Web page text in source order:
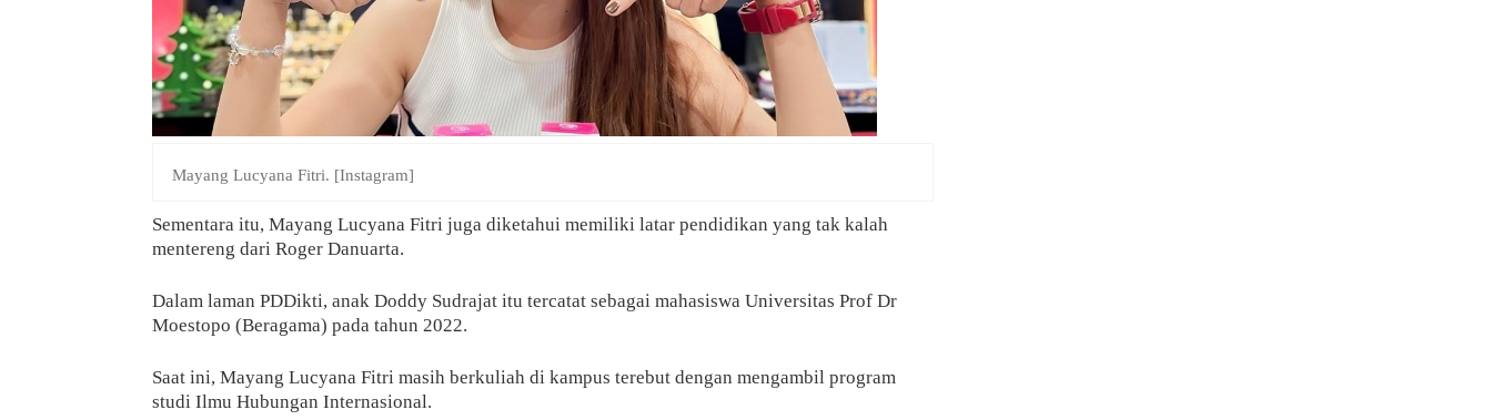
Mayang Lucyana Fitri. [Instagram]
Sementara itu, Mayang Lucyana Fitri juga diketahui memiliki latar pendidikan yang tak kalah
mentereng dari Roger Danuarta.
Dalam laman PDDikti, anak Doddy Sudrajat itu tercatat sebagai mahasiswa Universitas Prof Dr
Moestopo (Beragama) pada tahun 2022.
Saat ini, Mayang Lucyana Fitri masih berkuliah di kampus terebut dengan mengambil program
studi Ilmu Hubungan Internasional.